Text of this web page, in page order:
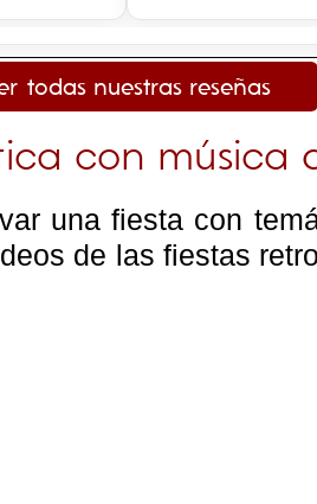
todas nuestras reseñas
con música
una fiesta con
de las fiestas